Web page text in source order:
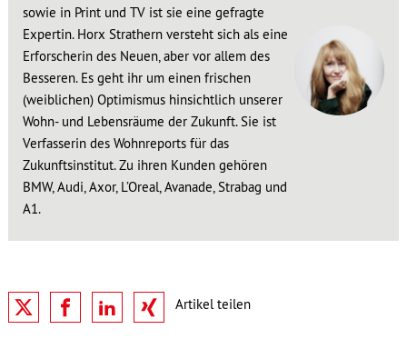
sowie in Print und TV ist sie eine gefragte
Expertin. Horx Strathern versteht sich als eine
Erforscherin des Neuen, aber vor allem des
Besseren. Es geht ihr um einen frischen
(weiblichen) Optimismus hinsichtlich unserer
Wohn- und Lebensräume der Zukunft. Sie ist
Verfasserin des Wohnreports für das
Zukunftsinstitut. Zu ihren Kunden gehören
BMW, Audi, Axor, L’Oreal, Avanade, Strabag und
A1.